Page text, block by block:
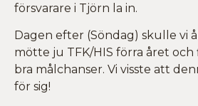
försvarare i Tjörn la in.
Dagen efter (Söndag) skulle vi
mötte ju TFK/HIS förra året och
bra målchanser. Vi visste att
för sig!